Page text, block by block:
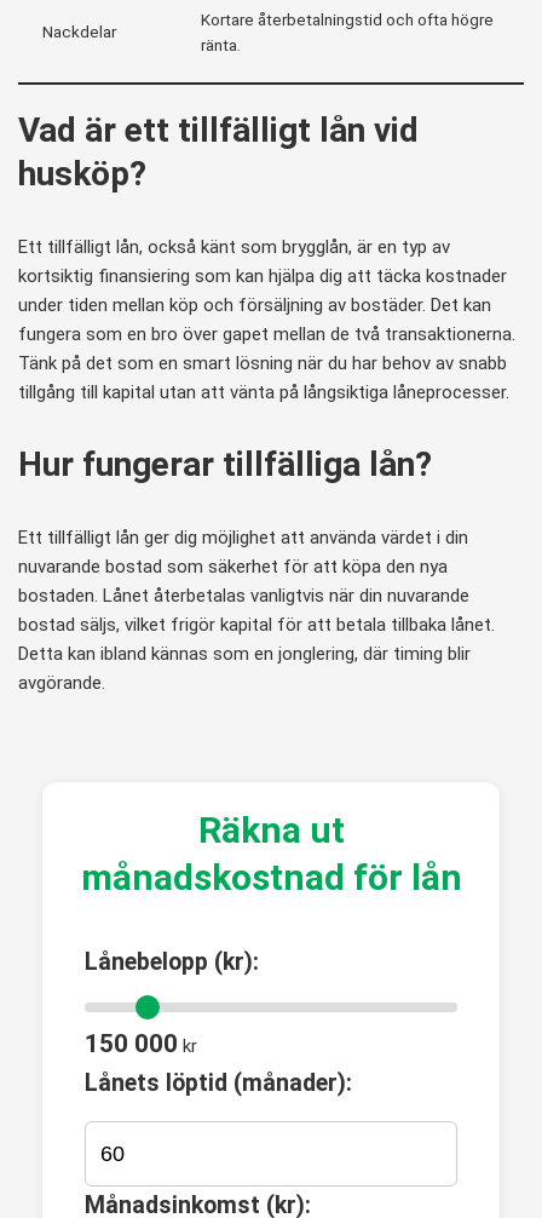
Nackdelar
Kortare återbetalningstid och ofta högre
ränta.
Vad är ett tillfälligt lån vid
husköp?
Ett tillfälligt lån, också känt som brygglån, är en typ av
kortsiktig finansiering som kan hjälpa dig att täcka kostnader
under tiden mellan köp och försäljning av bostäder. Det kan
fungera som en bro över gapet mellan de två transaktionerna.
Tänk på det som en smart lösning när du har behov av snabb
tillgång till kapital utan att vänta på långsiktiga låneprocesser.
Hur fungerar tillfälliga lån?
Ett tillfälligt lån ger dig möjlighet att använda värdet i din
nuvarande bostad som säkerhet för att köpa den nya
bostaden. Lånet återbetalas vanligtvis när din nuvarande
bostad säljs, vilket frigör kapital för att betala tillbaka lånet.
Detta kan ibland kännas som en jonglering, där timing blir
avgörande.
Räkna ut
månadskostnad för lån
Lånebelopp (kr):
150 000 kr
Lånets löptid (månader):
Månadsinkomst (kr):